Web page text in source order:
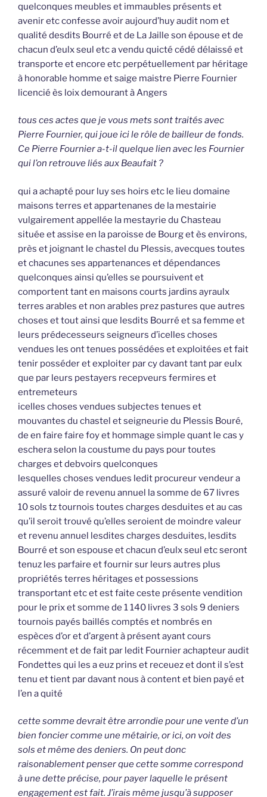
quelconques meubles et immaubles présents et
avenir etc confesse avoir aujourd’huy audit nom et
qualité desdits Bourré et de La Jaille son épouse et de
chacun d’eulx seul etc a vendu quicté cédé délaissé et
transporte et encore etc perpétuellement par héritage
à honorable homme et saige maistre Pierre Fournier
licencié ès loix demourant à Angers
tous ces actes que je vous mets sont traités avec
Pierre Fournier, qui joue ici le rôle de bailleur de fonds.
Ce Pierre Fournier a-t-il quelque lien avec les Fournier
qui l’on retrouve liés aux Beaufait ?
qui a achapté pour luy ses hoirs etc le lieu domaine
maisons terres et appartenanes de la mestairie
vulgairement appellée la mestayrie du Chasteau
située et assise en la paroisse de Bourg et ès environs,
près et joignant le chastel du Plessis, avecques toutes
et chacunes ses appartenances et dépendances
quelconques ainsi qu’elles se poursuivent et
comportent tant en maisons courts jardins ayraulx
terres arables et non arables prez pastures que autres
choses et tout ainsi que lesdits Bourré et sa femme et
leurs prédecesseurs seigneurs d’icelles choses
vendues les ont tenues possédées et exploitées et fait
tenir posséder et exploiter par cy davant tant par eulx
que par leurs pestayers recepveurs fermires et
entremeteurs
icelles choses vendues subjectes tenues et
mouvantes du chastel et seigneurie du Plessis Bouré,
de en faire faire foy et hommage simple quant le cas y
eschera selon la coustume du pays pour toutes
charges et debvoirs quelconques
lesquelles choses vendues ledit procureur vendeur a
assuré valoir de revenu annuel la somme de 67 livres
10 sols tz tournois toutes charges desduites et au cas
qu’il seroit trouvé qu’elles seroient de moindre valeur
et revenu annuel lesdites charges desduites, lesdits
Bourré et son espouse et chacun d’eulx seul etc seront
tenuz les parfaire et fournir sur leurs autres plus
propriétés terres héritages et possessions
transportant etc et est faite ceste présente vendition
pour le prix et somme de 1 140 livres 3 sols 9 deniers
tournois payés baillés comptés et nombrés en
espèces d’or et d’argent à présent ayant cours
récemment et de fait par ledit Fournier achapteur audit
Fondettes qui les a euz prins et receuez et dont il s’est
tenu et tient par davant nous à content et bien payé et
l’en a quité
cette somme devrait être arrondie pour une vente d’un
bien foncier comme une métairie, or ici, on voit des
sols et même des deniers. On peut donc
raisonablement penser que cette somme correspond
à une dette précise, pour payer laquelle le présent
engagement est fait. J’irais même jusqu’à supposer